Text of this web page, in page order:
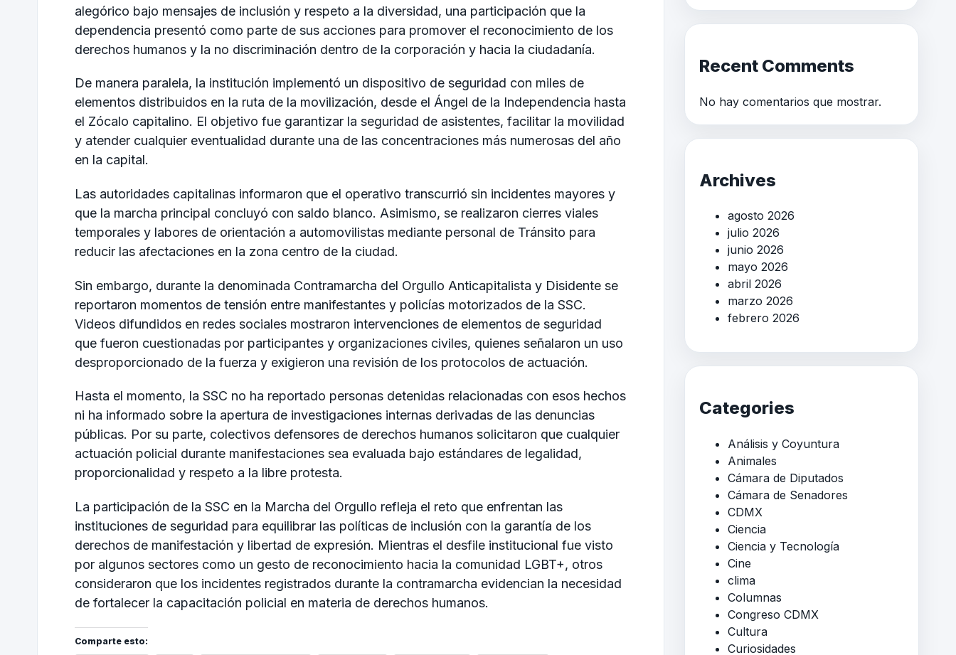
alegórico bajo mensajes de inclusión y respeto a la diversidad, una participación que la
dependencia presentó como parte de sus acciones para promover el reconocimiento de los
derechos humanos y la no discriminación dentro de la corporación y hacia la ciudadanía.
De manera paralela, la institución implementó un dispositivo de seguridad con miles de
elementos distribuidos en la ruta de la movilización, desde el Ángel de la Independencia hasta
el Zócalo capitalino. El objetivo fue garantizar la seguridad de asistentes, facilitar la movilidad
y atender cualquier eventualidad durante una de las concentraciones más numerosas del año
en la capital.
Las autoridades capitalinas informaron que el operativo transcurrió sin incidentes mayores y
que la marcha principal concluyó con saldo blanco. Asimismo, se realizaron cierres viales
temporales y labores de orientación a automovilistas mediante personal de Tránsito para
reducir las afectaciones en la zona centro de la ciudad.
Sin embargo, durante la denominada Contramarcha del Orgullo Anticapitalista y Disidente se
reportaron momentos de tensión entre manifestantes y policías motorizados de la SSC.
Videos difundidos en redes sociales mostraron intervenciones de elementos de seguridad
que fueron cuestionadas por participantes y organizaciones civiles, quienes señalaron un uso
desproporcionado de la fuerza y exigieron una revisión de los protocolos de actuación.
Hasta el momento, la SSC no ha reportado personas detenidas relacionadas con esos hechos
ni ha informado sobre la apertura de investigaciones internas derivadas de las denuncias
públicas. Por su parte, colectivos defensores de derechos humanos solicitaron que cualquier
actuación policial durante manifestaciones sea evaluada bajo estándares de legalidad,
proporcionalidad y respeto a la libre protesta.
La participación de la SSC en la Marcha del Orgullo refleja el reto que enfrentan las
instituciones de seguridad para equilibrar las políticas de inclusión con la garantía de los
derechos de manifestación y libertad de expresión. Mientras el desfile institucional fue visto
por algunos sectores como un gesto de reconocimiento hacia la comunidad LGBT+, otros
consideraron que los incidentes registrados durante la contramarcha evidencian la necesidad
de fortalecer la capacitación policial en materia de derechos humanos.
Comparte esto:
Recent Comments
No hay comentarios que mostrar.
Archives
agosto 2026
julio 2026
junio 2026
mayo 2026
abril 2026
marzo 2026
febrero 2026
Categories
Análisis y Coyuntura
Animales
Cámara de Diputados
Cámara de Senadores
CDMX
Ciencia
Ciencia y Tecnología
Cine
clima
Columnas
Congreso CDMX
Cultura
Curiosidades